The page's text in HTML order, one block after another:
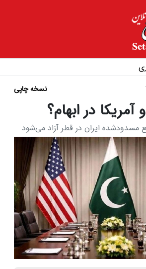
نسخه چاپی
آمریکا در ابهام؟